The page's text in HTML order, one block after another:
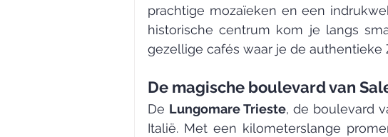
prachtige mozaïeken en een
historische centrum kom je langs
gezellige cafés waar je de
De magische boulevard van
De Lungomare Trieste, de boulevard
Italië. Met een kilometerslange